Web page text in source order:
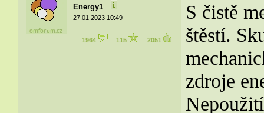
Energy1
27.01.2023 10:49
1964 115 2051
S čistě
štěstí.
zdroje